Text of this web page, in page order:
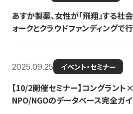
あすか製薬、女性が「飛翔」する社
ォークとクラウドファンディングで
2025.09.25 イベント・セミナー
【10/2開催セミナー】コングラン
NPO/NGOのデータベース完全ガ